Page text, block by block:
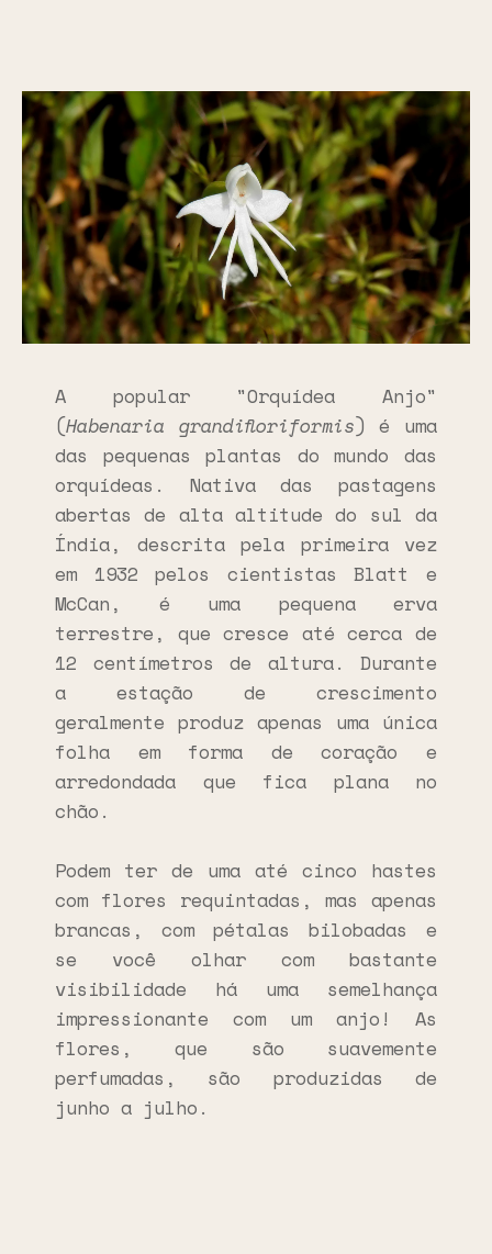
A popular "Orquídea Anjo"
(Habenaria grandifloriformis) é uma
das pequenas plantas do mundo das
orquídeas. Nativa das pastagens
abertas de alta altitude do sul da
Índia, descrita pela primeira vez
em 1932 pelos cientistas Blatt e
McCan, é uma pequena erva
terrestre, que cresce até cerca de
12 centímetros de altura. Durante
a estação de crescimento
geralmente produz apenas uma única
folha em forma de coração e
arredondada que fica plana no
chão.
Podem ter de uma até cinco hastes
com flores requintadas, mas apenas
brancas, com pétalas bilobadas e
se você olhar com bastante
visibilidade há uma semelhança
impressionante com um anjo! As
flores, que são suavemente
perfumadas, são produzidas de
junho a julho.